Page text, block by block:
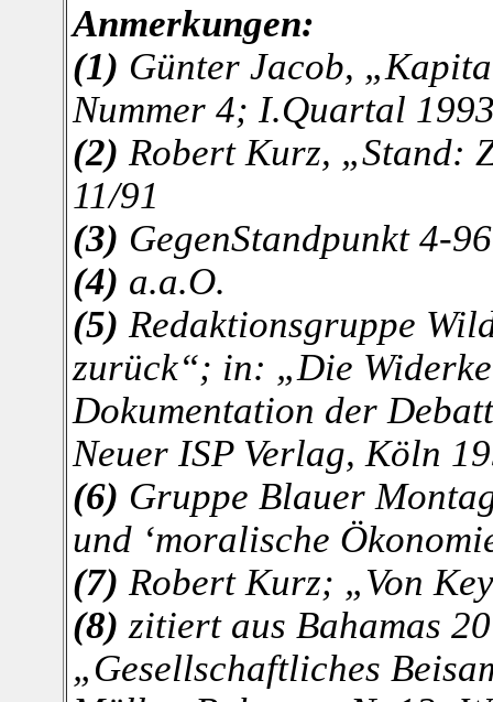
Anmerkungen:
(1) Günter Jacob,
Nummer 4; I.Quartal
(2) Robert Kurz, „Stand:
11/91
(3) GegenStandpunkt 4-96
(4) a.a.O.
(5) Redaktionsgruppe
zurück“; in: „Die
Dokumentation der
Neuer ISP Verlag, Köln
(6) Gruppe Blauer
und ‘moralische
(7) Robert Kurz; „Von
(8) zitiert aus Bahamas
„Gesellschaftliches